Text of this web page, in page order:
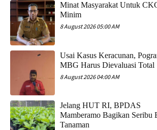
Minat Masyarakat Untuk
Minim
8 August 2026 05:00 AM
Usai Kasus Keracunan,
MBG Harus Dievaluasi Total
8 August 2026 04:00 AM
Jelang HUT RI, BPDAS
Mamberamo Bagikan Seribu
Tanaman